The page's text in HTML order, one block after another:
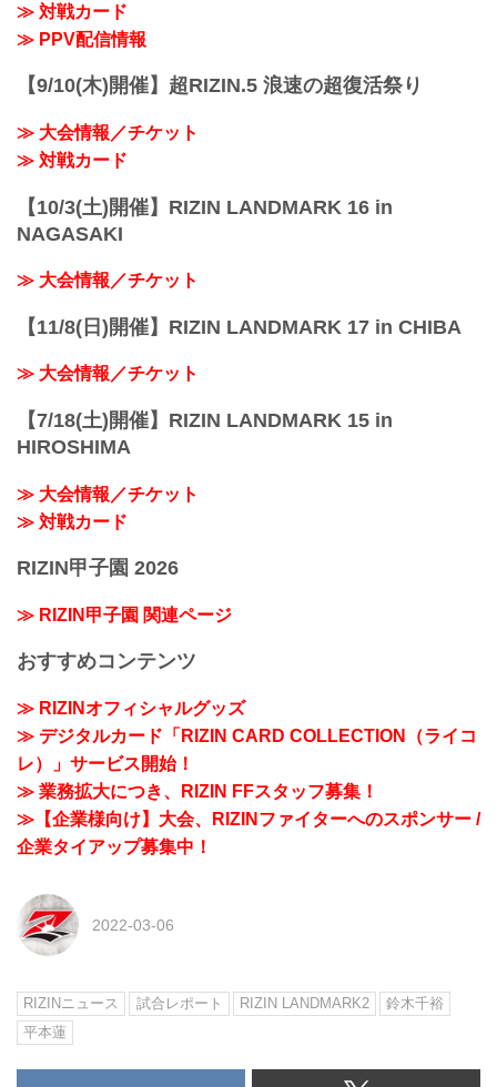
≫ +WEED（外部サイト）
【3/1更新】来場のご案内
持ち込みは禁止)
≫ 対戦カード
≫ PPV配信情報
【9/10(木)開催】超RIZIN.5 浪速の超復活祭り
≫ 大会情報／チケット
≫ 対戦カード
【10/3(土)開催】RIZIN LANDMARK 16 in
NAGASAKI
≫ 大会情報／チケット
【11/8(日)開催】RIZIN LANDMARK 17 in CHIBA
≫ 大会情報／チケット
【7/18(土)開催】RIZIN LANDMARK 15 in
HIROSHIMA
≫ 大会情報／チケット
≫ 対戦カード
RIZIN甲子園 2026
≫ RIZIN甲子園 関連ページ
おすすめコンテンツ
≫ RIZINオフィシャルグッズ
≫ デジタルカード「RIZIN CARD COLLECTION（ライコ
レ）」サービス開始！
≫ 業務拡大につき、RIZIN FFスタッフ募集！
≫【企業様向け】大会、RIZINファイターへのスポンサー /
企業タイアップ募集中！
2022-03-06
RIZINニュース 試合レポート RIZIN LANDMARK2
鈴木千裕
平本蓮